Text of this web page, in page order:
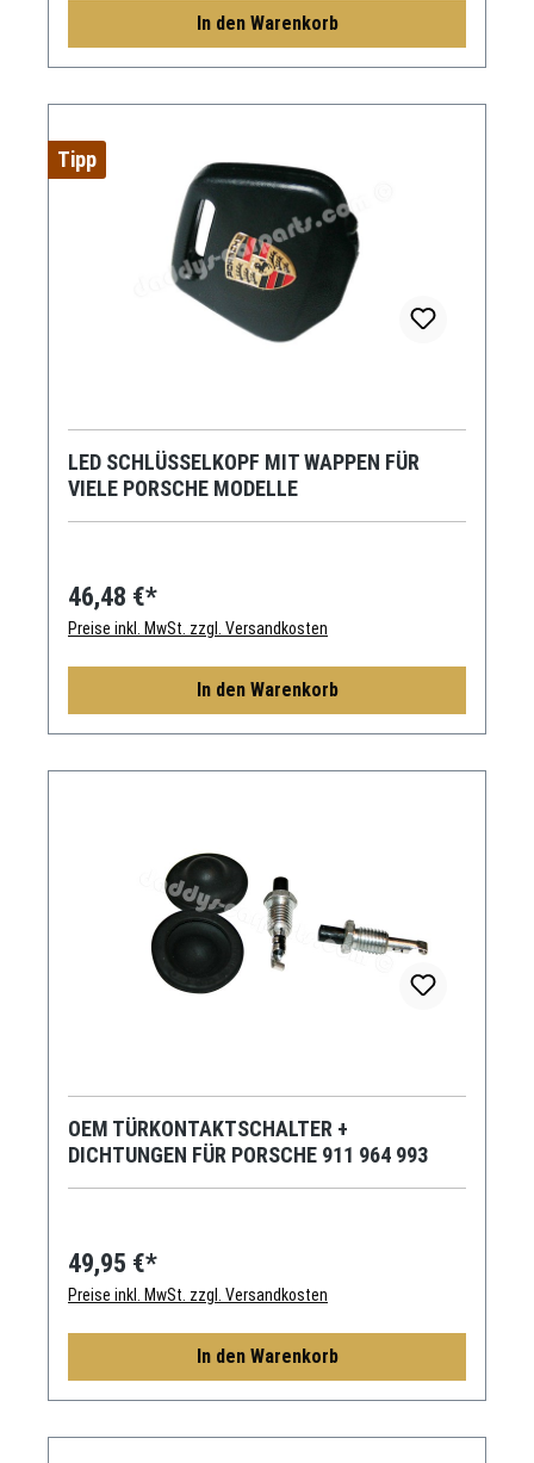
In den Warenkorb
Tipp
LED SCHLÜSSELKOPF MIT WAPPEN FÜR
VIELE PORSCHE MODELLE
46,48 €*
Preise inkl. MwSt. zzgl. Versandkosten
In den Warenkorb
OEM TÜRKONTAKTSCHALTER +
DICHTUNGEN FÜR PORSCHE 911 964 993
49,95 €*
Preise inkl. MwSt. zzgl. Versandkosten
In den Warenkorb